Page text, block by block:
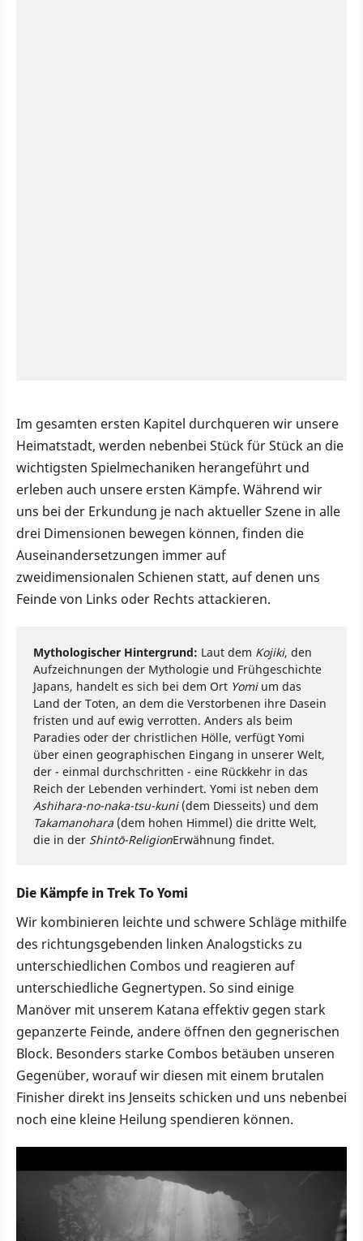
Im gesamten ersten Kapitel durchqueren wir unsere
Heimatstadt, werden nebenbei Stück für Stück an die
wichtigsten Spielmechaniken herangeführt und
erleben auch unsere ersten Kämpfe. Während wir
uns bei der Erkundung je nach aktueller Szene in alle
drei Dimensionen bewegen können, finden die
Auseinandersetzungen immer auf
zweidimensionalen Schienen statt, auf denen uns
Feinde von Links oder Rechts attackieren.
Mythologischer Hintergrund: Laut dem Kojiki, den
Aufzeichnungen der Mythologie und Frühgeschichte
Japans, handelt es sich bei dem Ort Yomium das
Land der Toten, an dem die Verstorbenen ihre Dasein
fristen und auf ewig verrotten. Anders als beim
Paradies oder der christlichen Hölle, verfügt Yomi
über einen geographischen Eingang in unserer Welt,
der - einmal durchschritten - eine Rückkehr in das
Reich der Lebenden verhindert. Yomi ist neben dem
Ashihara-no-naka-tsu-kuni(dem Diesseits) und dem
Takamanohara (dem hohen Himmel) die dritte Welt,
die in der Shintō-ReligionErwähnung findet.
Die Kämpfe in Trek To Yomi
Wir kombinieren leichte und schwere Schläge mithilfe
des richtungsgebenden linken Analogsticks zu
unterschiedlichen Combos und reagieren auf
unterschiedliche Gegnertypen. So sind einige
Manöver mit unserem Katana effektiv gegen stark
gepanzerte Feinde, andere öffnen den gegnerischen
Block. Besonders starke Combos betäuben unseren
Gegenüber, worauf wir diesen mit einem brutalen
Finisher direkt ins Jenseits schicken und uns nebenbei
noch eine kleine Heilung spendieren können.